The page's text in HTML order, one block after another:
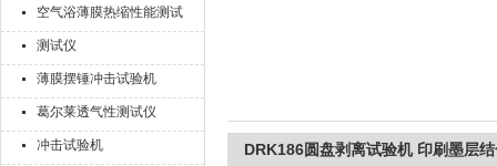
空气浴薄膜热缩性能测试
仪
测试仪
薄膜摆锤冲击试验机
葛尔莱透气性测试仪
冲击试验机 DRK186圆盘剥离试验机 印刷墨层